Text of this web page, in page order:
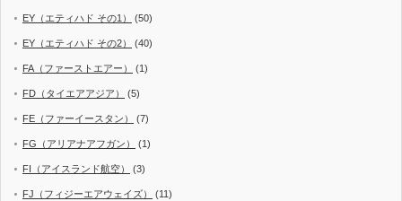
EY（エティハド その1） (50)
EY（エティハド その2） (40)
FA（ファーストエアー） (1)
FD（タイエアアジア） (5)
FE（ファーイースタン） (7)
FG（アリアナアフガン） (1)
FI（アイスランド航空） (3)
FJ（フィジーエアウェイズ） (11)